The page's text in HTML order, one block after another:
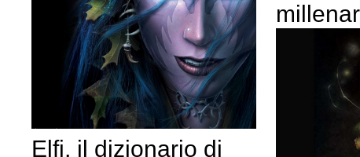
Elfi, il dizionario di